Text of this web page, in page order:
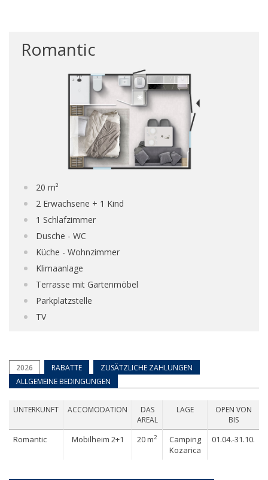
Romantic
20 m²
2 Erwachsene + 1 Kind
1 Schlafzimmer
Dusche - WC
Küche - Wohnzimmer
Klimaanlage
Terrasse mit Gartenmöbel
Parkplatzstelle
TV
2026 RABATTE
ZUSÄTZLICHE ZAHLUNGEN
ALLGEMEINE BEDINGUNGEN
UNTERKUNFT ACCOMODATION
DAS
AREAL
LAGE
OPEN VON
BIS
Romantic Mobilheim 2+1 20 m2
Camping
Kozarica
01.04.-31.10.